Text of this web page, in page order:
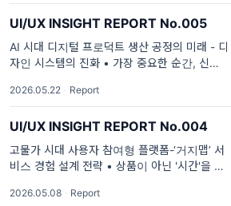
하느냐에 따라 채널별로 차이가
UI/UX INSIGHT REPORT No.005
AI 시대 디지털 프로덕트 생산 공정의 미래 - 디
자인 시스템의 진화 • 가장 중요한 순간, 신뢰
Contact’ 기능 신설 • 한국인이 가장 많이 사
용하는 전문몰 - 에이블리만의 여성 특화 전략 .
금융&라이프 UI/UX ...
2026.05.22 · Report
UI/UX INSIGHT REPORT No.004
고물가 시대 사용자 참여형 플랫폼-‘거지맵’ 서
비스 경험 설계 전략 • 상품이 아닌 '시간'을 점
전략 • 안심하고 맞기는 키즈 게임-넷플릭스 플
2026.05.08 · Report